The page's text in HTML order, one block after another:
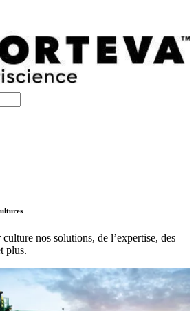
nos solutions, de l’expertise, des
plus.